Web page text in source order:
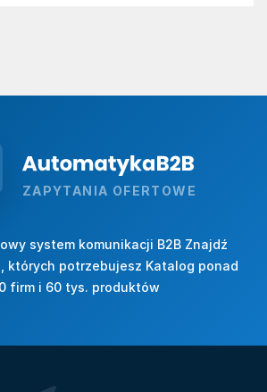
ZAPYTANIA OFERTOWE
system komunikacji B2B Znajdź
których potrzebujesz Katalog ponad
firm i 60 tys. produktów